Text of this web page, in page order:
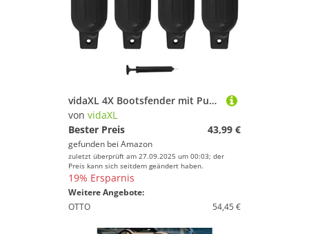
vidaXL 4X Bootsfender mit Pumpe Fender Langfender für Boot Prallschutz Rammschutz Bootschutz Stegfender Kugelfender Schwarz 41x11,5cm PVC
von vidaXL
Bester Preis
43,99 €
gefunden bei Amazon
zuletzt überprüft am 27.09.2025 um 00:03; der
Preis kann sich seitdem geändert haben.
19% Ersparnis
Weitere Angebote:
OTTO
54,45 €